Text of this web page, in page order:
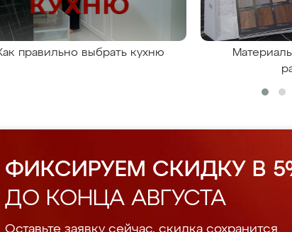
правильно выбрать кухню
ФИКСИРУЕМ СКИДКУ В
ДО КОНЦА АВГУСТА
Оставьте заявку сейчас, скидка сохранится.